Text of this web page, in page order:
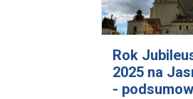
Rok
2025 na
-